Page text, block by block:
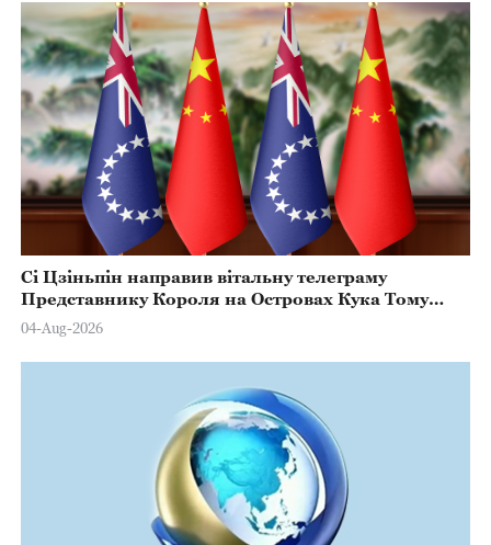
Сі Цзіньпін направив вітальну телеграму
Представнику Короля на Островах Кука Тому
Марстерсу з нагоди Дня Конституції
04-Aug-2026